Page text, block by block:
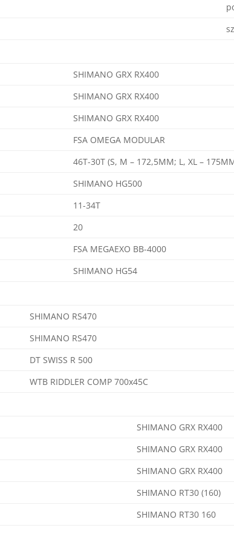
SHIMANO GRX RX400
SHIMANO GRX RX400
SHIMANO GRX RX400
FSA OMEGA MODULAR
46T-30T (S, M – 172,5MM; L, XL –
SHIMANO HG500
11-34T
20
FSA MEGAEXO BB-4000
SHIMANO HG54
SHIMANO RS470
SHIMANO RS470
DT SWISS R 500
WTB RIDDLER COMP 700x45C
SHIMANO GRX RX400
SHIMANO GRX RX400
SHIMANO GRX RX400
SHIMANO RT30 (160)
SHIMANO RT30 160